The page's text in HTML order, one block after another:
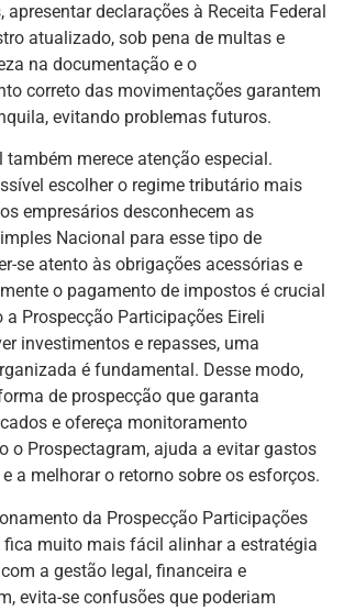
apresentar declarações à Receita Federal
atualizado, sob pena de multas e
na documentação e o
correto das movimentações garantem
evitando problemas futuros.
também merece atenção especial.
escolher o regime tributário mais
empresários desconhecem as
Nacional para esse tipo de
se atento às obrigações acessórias e
o pagamento de impostos é crucial
a Prospecção Participações Eireli
investimentos e repasses, uma
é fundamental. Desse modo,
de prospecção que garanta
e ofereça monitoramento
o Prospectagram, ajuda a evitar gastos
a melhorar o retorno sobre os esforços.
da Prospecção Participações
fica muito mais fácil alinhar a estratégia
a gestão legal, financeira e
evita-se confusões que poderiam